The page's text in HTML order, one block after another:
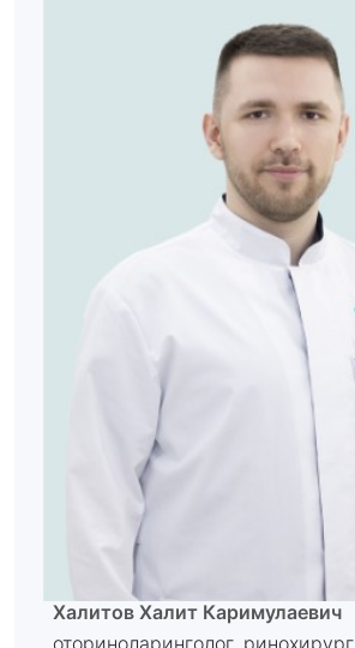
Халитов Халит Каримулаевич